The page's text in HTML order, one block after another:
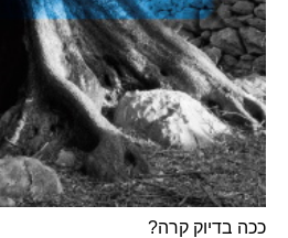
ככה בדיוק קרה?